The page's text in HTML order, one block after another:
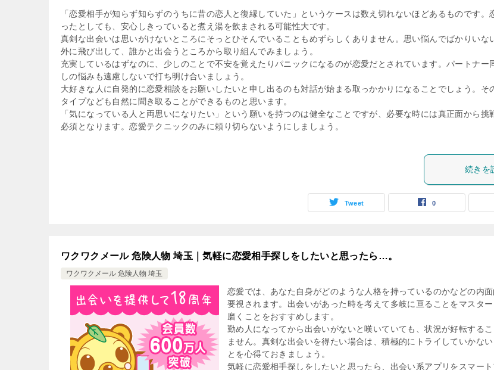
「恋愛相手が知らず知らずのうちに昔の恋人と復縁していた」というケースは数え切れないほどあるものです。
ったとしても、安心しきっていると煮え湯を飲まされる可能性大です。
真剣な出会いは思いがけないところにそっとひそんでいることもめずらしくありません。思い悩んでばかりいな
外に飛び出して、誰かと出会うところから取り組んでみましょう。
充実しているはずなのに、少しのことで不安を覚えたりパニックになるのが恋愛だとされています。パートナー
しの悩みも遠慮しないで打ち明け合いましょう。
大好きな人に自発的に恋愛相談をお願いしたいと申し出るのも対話が始まる取っかかりになることでしょう。そ
タイプなども自然に聞き取ることができるものと思います。
「気になっている人と両思いになりたい」という願いを持つのは健全なことですが、必要な時には真正面から挑
必須となります。恋愛テクニックのみに頼り切らないようにしましょう。
続きを
Tweet 0
ワクワクメール 危険人物 埼玉｜気軽に恋愛相手探しをしたいと思ったら…。
ワクワクメール 危険人物 埼玉
恋愛では、あなた自身がどのような人格を持っているのかなどの内
要視されます。出会いがあった時を考えて多岐に亘ることをマスタ
磨くことをおすすめします。
勤め人になってから出会いがないと嘆いていても、状況が好転する
ません。真剣な出会いを得たい場合は、積極的にトライしていかない
とを心得ておきましょう。
気軽に恋愛相手探しをしたいと思ったら、出会い系アプリをスマー